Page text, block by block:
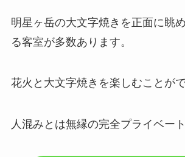
明星ヶ岳の大文字焼きを正面に眺
る客室が多数あります。
花火と大文字焼きを楽しむことがで
人混みとは無縁の完全プライベー